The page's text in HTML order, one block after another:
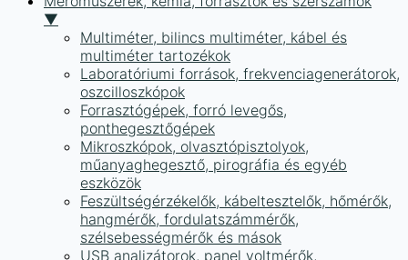
▼
Multiméter, bilincs multiméter, kábel és
multiméter tartozékok
Laboratóriumi források, frekvenciagenerátorok,
oszcilloszkópok
Forrasztógépek, forró levegős,
ponthegesztőgépek
Mikroszkópok, olvasztópisztolyok,
műanyaghegesztő, pirográfia és egyéb
eszközök
Feszültségérzékelők, kábeltesztelők, hőmérők,
hangmérők, fordulatszámmérők,
szélsebességmérők és mások
USB analizátorok, panel voltmérők,